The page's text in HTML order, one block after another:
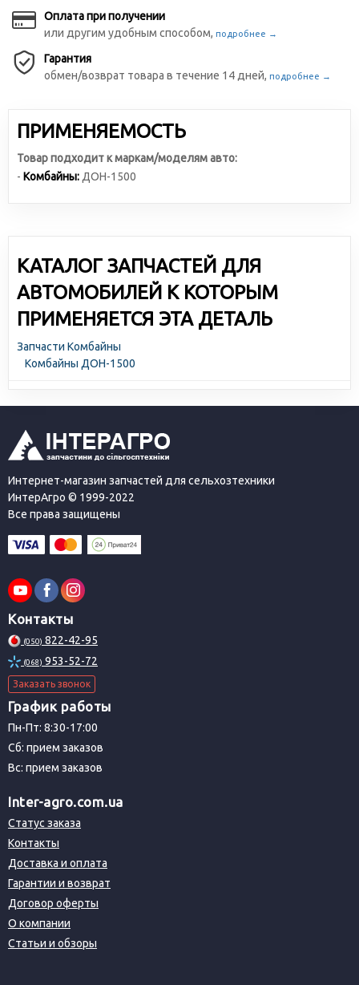
Оплата при получении
или другим удобным способом, подробнее →
Гарантия
обмен/возврат товара в течение 14 дней, подробнее →
ПРИМЕНЯЕМОСТЬ
Товар подходит к маркам/моделям авто:
- Комбайны: ДОН-1500
КАТАЛОГ ЗАПЧАСТЕЙ ДЛЯ
АВТОМОБИЛЕЙ К КОТОРЫМ
ПРИМЕНЯЕТСЯ ЭТА ДЕТАЛЬ
Запчасти Комбайны
Комбайны ДОН-1500
Интернет-магазин запчастей для сельхозтехники
ИнтерАгро © 1999-2022
Все права защищены
Контакты
(050) 822-42-95
(068) 953-52-72
Заказать звонок
График работы
Пн-Пт: 8:30-17:00
Сб: прием заказов
Вс: прием заказов
Inter-agro.com.ua
Статус заказа
Контакты
Доставка и оплата
Гарантии и возврат
Договор оферты
О компании
Статьи и обзоры